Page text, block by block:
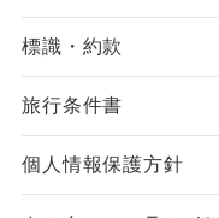
標識・約款
旅行条件書
個人情報保護方針